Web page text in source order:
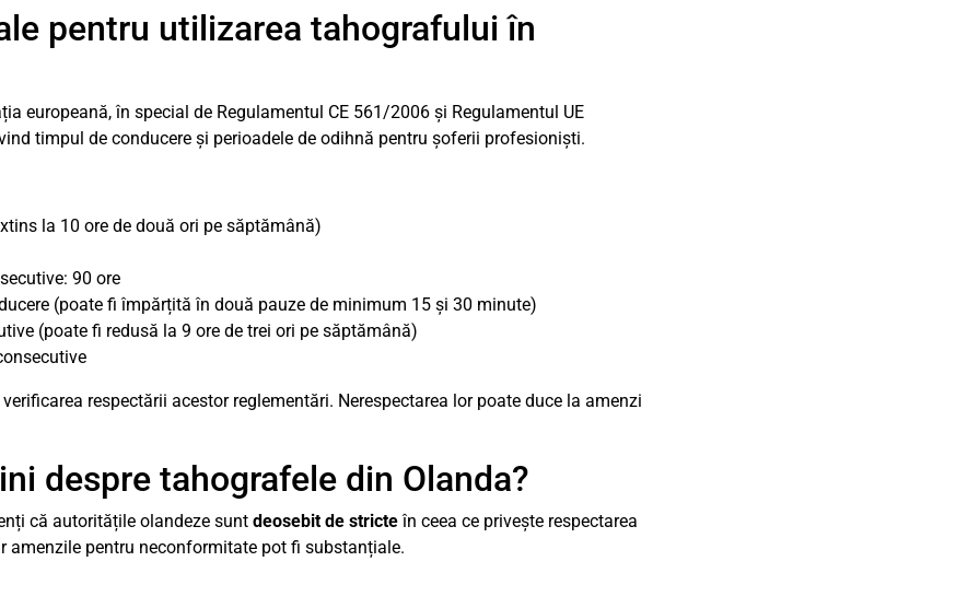
pentru utilizarea tahografului în
europeană, în special de Regulamentul CE 561/2006 și Regulamentul UE
timpul de conducere și perioadele de odihnă pentru șoferii profesioniști.
la 10 ore de două ori pe săptămână)
90 ore
(poate fi împărțită în două pauze de minimum 15 și 30 minute)
(poate fi redusă la 9 ore de trei ori pe săptămână)
respectării acestor reglementări. Nerespectarea lor poate duce la amenzi
despre tahografele din Olanda?
că autoritățile olandeze sunt deosebit de stricteîn ceea ce privește respectarea
amenzile pentru neconformitate pot fi substanțiale.